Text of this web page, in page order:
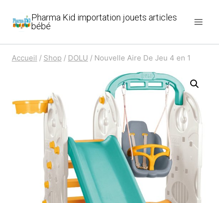
Pharma Kid importation jouets articles
bébé
Accueil / Shop / DOLU / Nouvelle Aire De Jeu 4 en 1